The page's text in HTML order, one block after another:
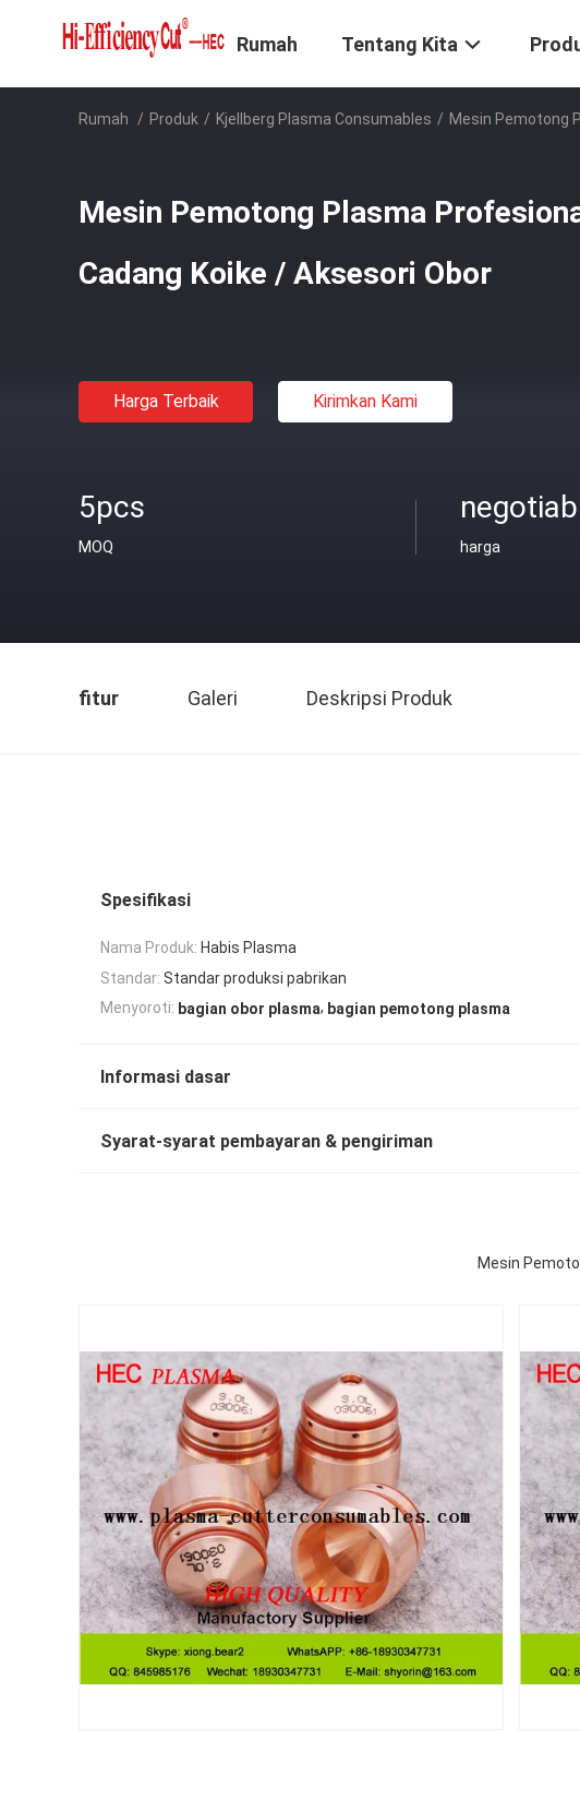
Rumah Tentang Kita
Rumah / Produk / Kjellberg Plasma Consumables / Mesin Pemotong
Mesin Pemotong Plasma
Cadang Koike / Aksesori Obor
Harga Terbaik Kirimkan Kami
5pcs
MOQ harga
fitur Galeri Deskripsi Produk
Spesifikasi
Nama Produk: Habis Plasma
Standar: Standar produksi pabrikan
Menyoroti: bagian obor plasma, bagian pemotong plasma
Informasi dasar
Syarat-syarat pembayaran & pengiriman
Mesin